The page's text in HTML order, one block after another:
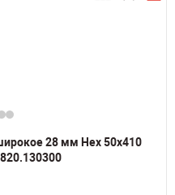
28 мм Hex 50х410